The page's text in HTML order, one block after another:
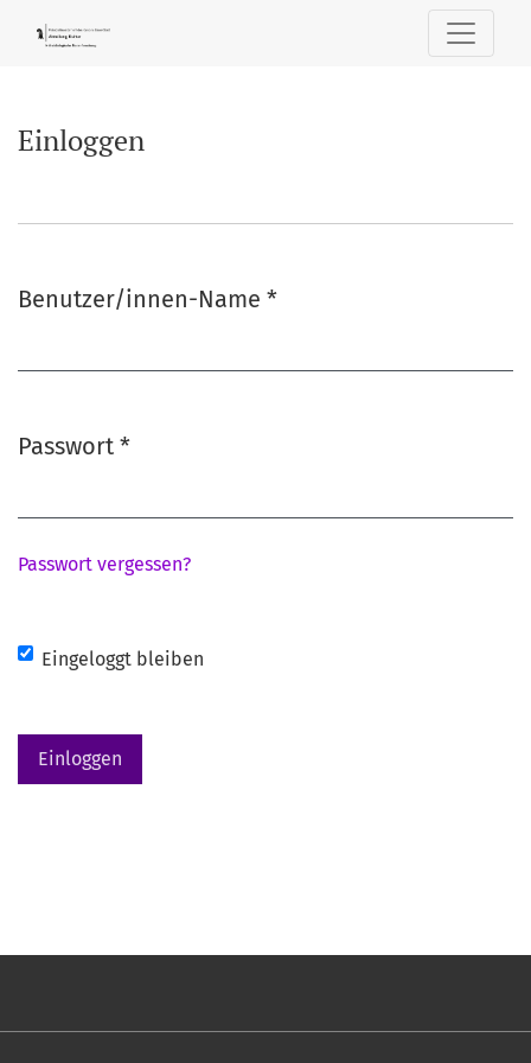
Einloggen
Einloggen
Benutzer/innen-Name *
Passwort *
Passwort vergessen?
Eingeloggt bleiben
Einloggen